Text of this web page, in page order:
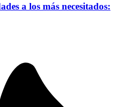
a los más necesitados: